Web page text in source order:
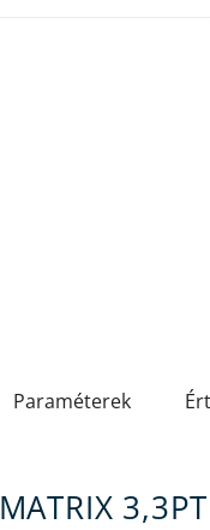
Paraméterek